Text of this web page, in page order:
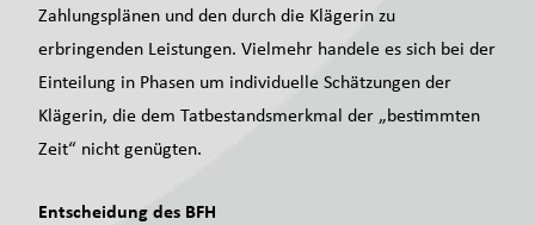
Zahlungsplänen und den durch die Klägerin zu
erbringenden Leistungen. Vielmehr handele es sich bei der
Einteilung in Phasen um individuelle Schätzungen der
Klägerin, die dem Tatbestandsmerkmal der „bestimmten
Zeit“ nicht genügten.
Entscheidung des BFH